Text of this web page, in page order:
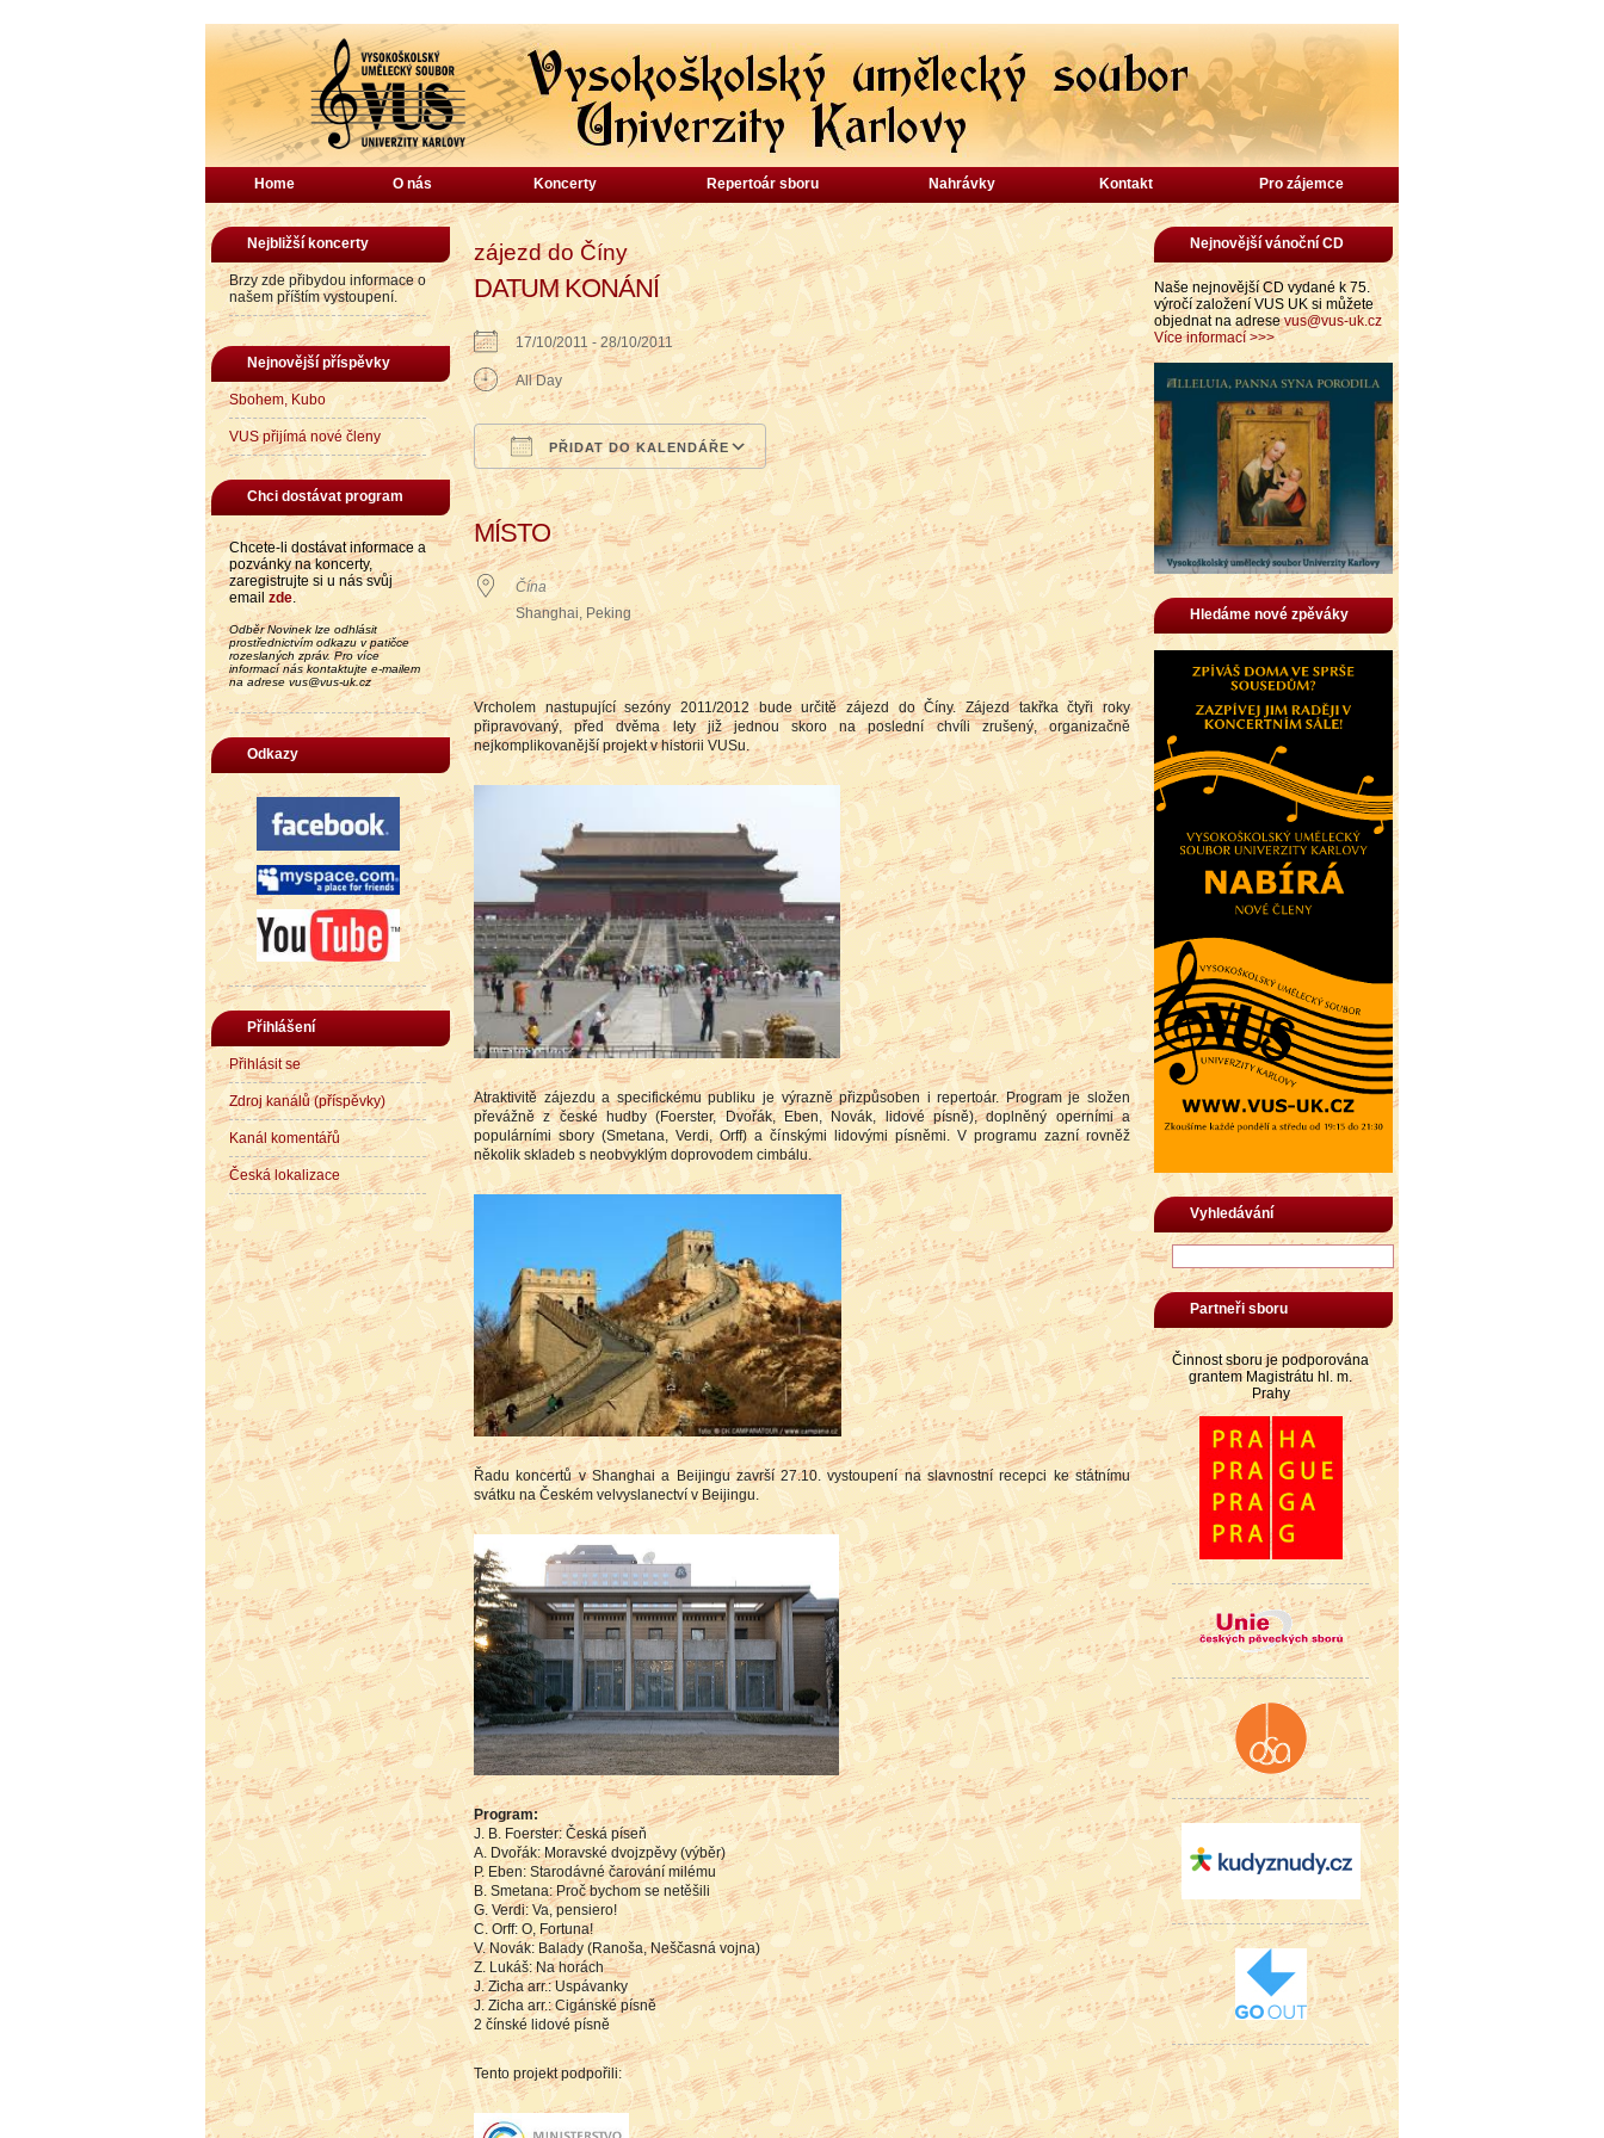
Home O nás Koncerty Repertoár sboru Nahrávky Kontakt Pro zájemce
Nejbližší koncerty
Brzy zde přibydou informace o
našem příštím vystoupení.
Nejnovější příspěvky
Sbohem, Kubo
VUS přijímá nové členy
Chci dostávat program
Chcete-li dostávat informace a
pozvánky na koncerty,
zaregistrujte si u nás svůj
email zde.
Odběr Novinek lze odhlásit
prostřednictvím odkazu v patičce
rozeslaných zpráv. Pro více
informací nás kontaktujte e-mailem
na adrese vus@vus-uk.cz
Odkazy
Přihlášení
Přihlásit se
Zdroj kanálů (příspěvky)
Kanál komentářů
Česká lokalizace
zájezd do Číny
DATUM KONÁNÍ
17/10/2011 - 28/10/2011
All Day
PŘIDAT DO KALENDÁŘE
Download ICSGoogle Calendar
iCalendarOffice 365 Outlook Live
MÍSTO
Čína
Shanghai, Peking
Vrcholem nastupující sezóny 2011/2012 bude určitě zájezd do Číny. Zájezd takřka čtyři roky
připravovaný, před dvěma lety již jednou skoro na poslední chvíli zrušený, organizačně
nejkomplikovanější projekt v historii VUSu.
Atraktivitě zájezdu a specifickému publiku je výrazně přizpůsoben i repertoár. Program je složen
převážně z české hudby (Foerster, Dvořák, Eben, Novák, lidové písně), doplněný operními a
populárními sbory (Smetana, Verdi, Orff) a čínskými lidovými písněmi. V programu zazní rovněž
několik skladeb s neobvyklým doprovodem cimbálu.
Řadu koncertů v Shanghai a Beijingu završí 27.10. vystoupení na slavnostní recepci ke státnímu
svátku na Českém velvyslanectví v Beijingu.
Program:
J. B. Foerster: Česká píseň
A. Dvořák: Moravské dvojzpěvy (výběr)
P. Eben: Starodávné čarování milému
B. Smetana: Proč bychom se netěšili
G. Verdi: Va, pensiero!
C. Orff: O, Fortuna!
V. Novák: Balady (Ranoša, Neščasná vojna)
Z. Lukáš: Na horách
J. Zicha arr.: Uspávanky
J. Zicha arr.: Cigánské písně
2 čínské lidové písně
Tento projekt podpořili:
Nejnovější vánoční CD
Naše nejnovější CD vydané k 75.
výročí založení VUS UK si můžete
objednat na adresevus@vus-uk.cz
Více informací >>>
Hledáme nové zpěváky
Vyhledávání
Partneři sboru
Činnost sboru je podporována
grantem Magistrátu hl. m.
Prahy